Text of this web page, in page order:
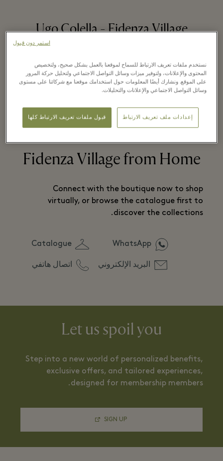
Ugo Colella - Fidenza Village
Neapolitan tailoring.
قراءة المزيد
Fidenza Village from Home
Connect with the boutique now to shop
virtually, or browse the catalogue first to
discover the collections.
WhatsApp
Catalogue
البريد الإلكتروني اتصال هاتفي
Let us spoil you
Step into a new world of personalized benefits,
exclusive offers, and tailored experiences,
designed for membership members.
SIGN UP
نستخدم ملفات تعريف الارتباط للسماح لموقعنا بالعمل بشكل صحيح، ولتخصيص
المحتوى والإعلانات، ولتوفير ميزات وسائل التواصل الاجتماعي ولتحليل حركة المرور
على الموقع. ونشارك أيضًا المعلومات حول استخدامك موقعنا مع شركائنا على مستوى
وسائل التواصل الاجتماعي والإعلانات والتحليلات.
إعدادات ملف تعريف الارتباط قبول ملفات تعريف الارتباط كلها
استمر دون قبول